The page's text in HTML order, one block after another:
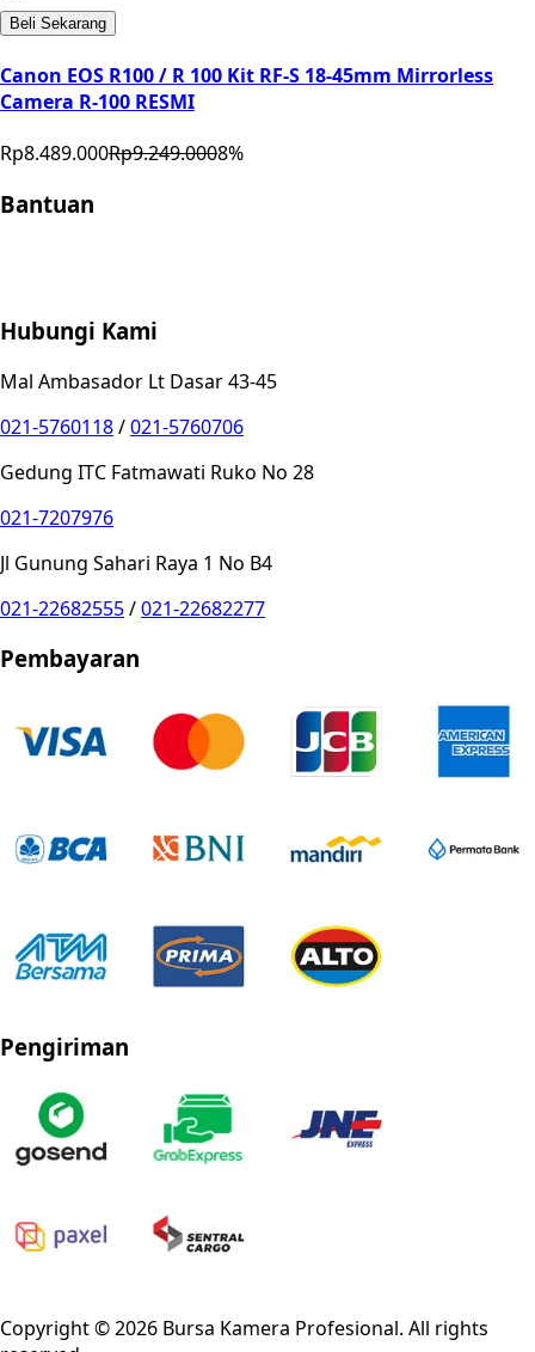
Beli Sekarang
Canon EOS R100 / R 100 Kit RF-S 18-45mm Mirrorless
Camera R-100 RESMI
Rp8.489.000Rp9.249.0008%
Bantuan
Hubungi Kami
Mal Ambasador Lt Dasar 43-45
021-5760118/021-5760706
Gedung ITC Fatmawati Ruko No 28
021-7207976
Jl Gunung Sahari Raya 1 No B4
021-22682555/021-22682277
Pembayaran
Pengiriman
Copyright ©2026 Bursa Kamera Profesional. All rights